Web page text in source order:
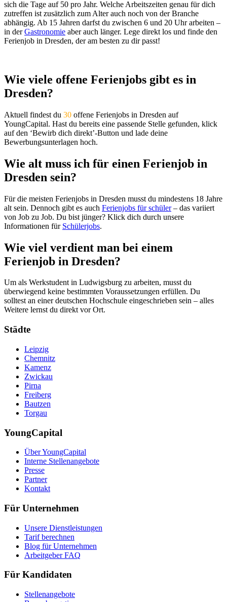
sich die Tage auf 50 pro Jahr. Welche Arbeitszeiten genau für dich
zutreffen ist zusätzlich zum Alter auch noch von der Branche
abhängig. Ab 15 Jahren darfst du zwischen 6 und 20 Uhr arbeiten –
in derGastronomie aber auch länger. Lege direkt los und finde den
Ferienjob in Dresden, der am besten zu dir passt!
Wie viele offene Ferienjobs gibt es in
Dresden?
Aktuell findest du 30 offene Ferienjobs in Dresden auf
YoungCapital. Hast du bereits eine passende Stelle gefunden, klick
auf den ‘Bewirb dich direkt’-Button und lade deine
Bewerbungsunterlagen hoch.
Wie alt muss ich für einen Ferienjob in
Dresden sein?
Für die meisten Ferienjobs in Dresden musst du mindestens 18 Jahre
alt sein. Dennoch gibt es auch Ferienjobs für schüler– das variiert
von Job zu Job. Du bist jünger? Klick dich durch unsere
Informationen für Schülerjobs.
Wie viel verdient man bei einem
Ferienjob in Dresden?
Um als Werkstudent in Ludwigsburg zu arbeiten, musst du
überwiegend keine bestimmten Voraussetzungen erfüllen. Du
solltest an einer deutschen Hochschule eingeschrieben sein – alles
Weitere lernst du direkt vor Ort.
Städte
Leipzig
Chemnitz
Kamenz
Zwickau
Pirna
Freiberg
Bautzen
Torgau
YoungCapital
Über YoungCapital
Interne Stellenangebote
Presse
Partner
Kontakt
Für Unternehmen
Unsere Dienstleistungen
Tarif berechnen
Blog für Unternehmen
Arbeitgeber FAQ
Für Kandidaten
Stellenangebote